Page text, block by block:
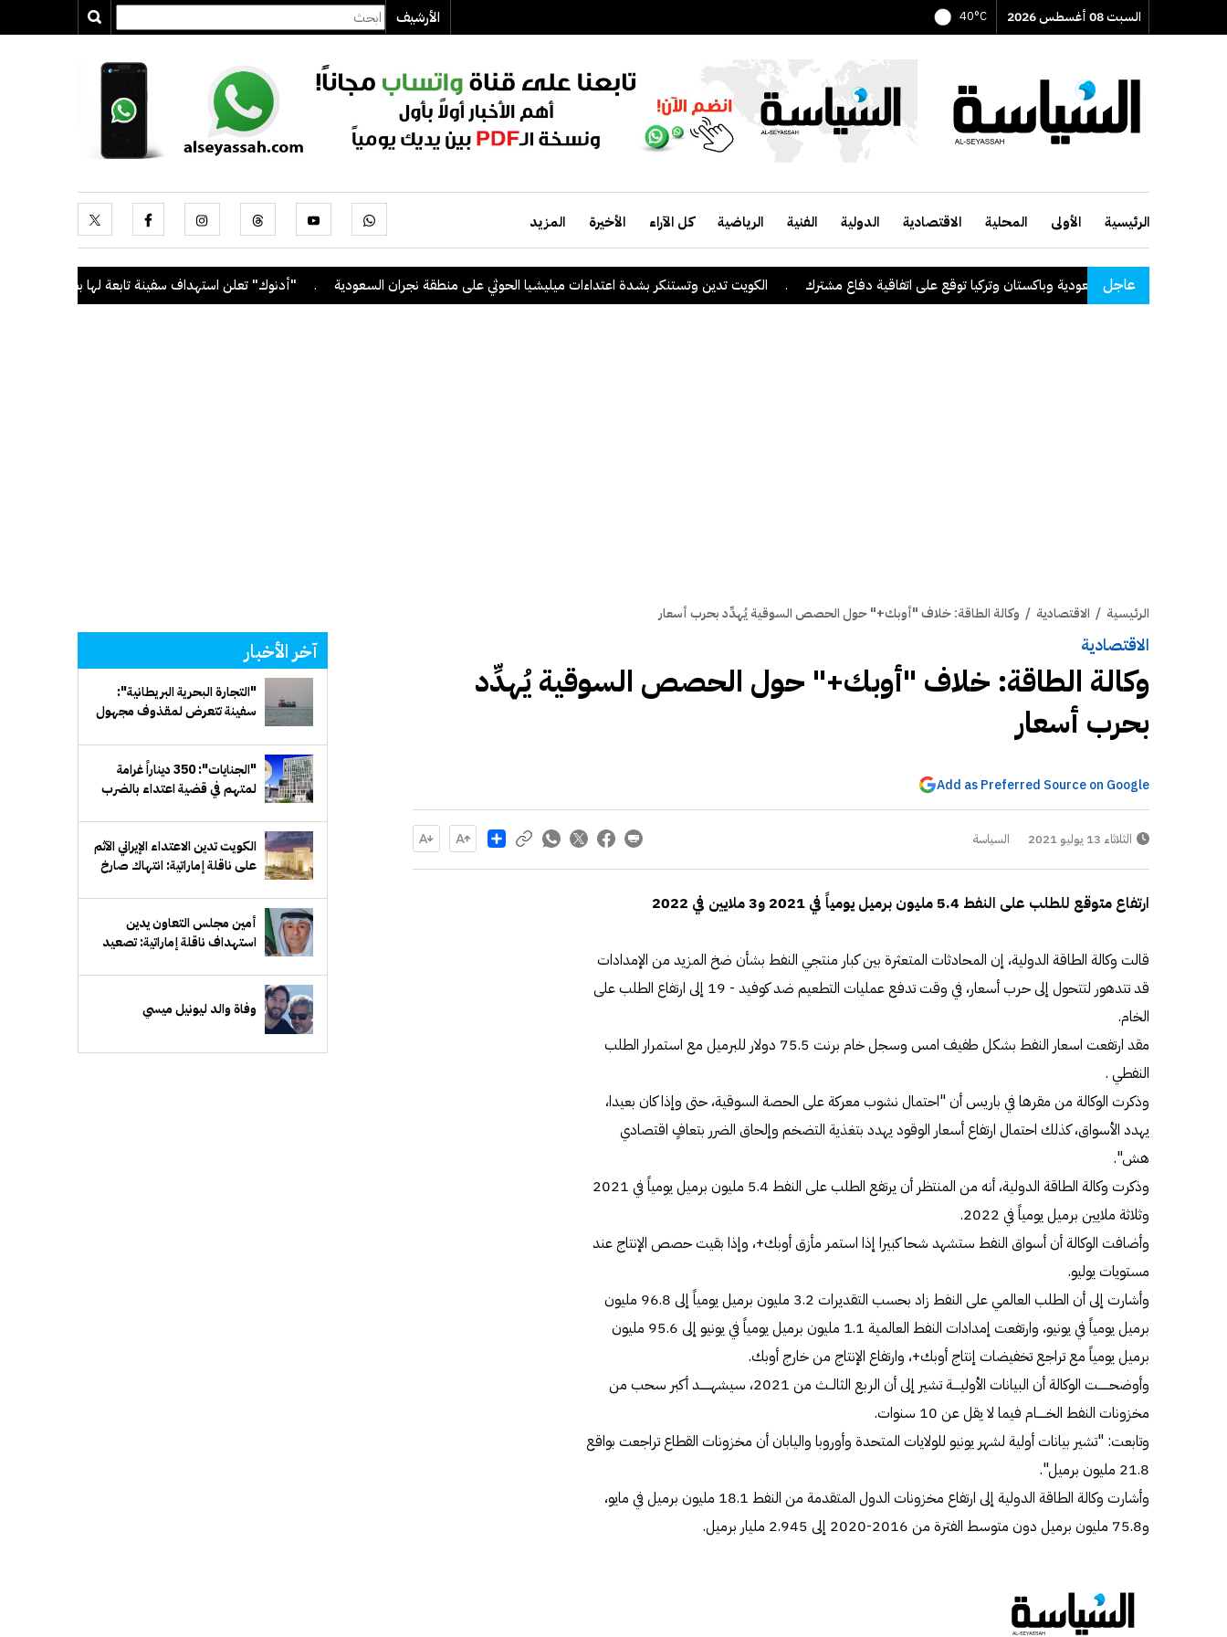
السبت 08 أغسطس 2026 40°C الأرشيف
الرئيسية الأولى المحلية الاقتصادية الدولية الفنية الرياضية كل الآراء الأخيرة المزيد
عاجل
السعودية وباكستان وتركيا توقع على اتفاقية دفاع مشترك . الكويت تدين وتستنكر بشدة اعتداءات ميليشيا الحوثي على منطقة نجران السعودية . "أدنوك" تعلن استهداف سفينة تابعة لها بصاروخ أثناء عبورها
الرئيسية / الاقتصادية / وكالة الطاقة: خلاف "أوبك+" حول الحصص السوقية يُهدِّد بحرب أسعار
الاقتصادية
وكالة الطاقة: خلاف "أوبك+" حول الحصص السوقية يُهدِّد
بحرب أسعار
Add as Preferred Source on Google
الثلاثاء 13 يوليو 2021 السياسة Share
ارتفاع متوقع للطلب على النفط 5.4 مليون برميل يومياً في 2021 و3 ملايين في 2022
قالت وكالة الطاقة الدولية، إن المحادثات المتعثرة بين كبار منتجي النفط بشأن ضخ المزيد من الإمدادات
قد تتدهور لتتحول إلى حرب أسعار، في وقت تدفع عمليات التطعيم ضد كوفيد - 19 إلى ارتفاع الطلب على
الخام.
مقد ارتفعت اسعار النفط بشكل طفيف امس وسجل خام برنت 75.5 دولار للبرميل مع استمرار الطلب
النفطي .
وذكرت الوكالة من مقرها في باريس أن "احتمال نشوب معركة على الحصة السوقية، حتى وإذا كان بعيدا،
يهدد الأسواق، كذلك احتمال ارتفاع أسعار الوقود يهدد بتغذية التضخم وإلحاق الضرر بتعافٍ اقتصادي
هش".
وذكرت وكالة الطاقة الدولية، أنه من المنتظر أن يرتفع الطلب على النفط 5.4 مليون برميل يومياً في 2021
وثلاثة ملايين برميل يومياً في 2022.
وأضافت الوكالة أن أسواق النفط ستشهد شحا كبيرا إذا استمر مأزق أوبك+، وإذا بقيت حصص الإنتاج عند
مستويات يوليو.
وأشارت إلى أن الطلب العالمي على النفط زاد بحسب التقديرات 3.2 مليون برميل يومياً إلى 96.8 مليون
برميل يومياً في يونيو، وارتفعت إمدادات النفط العالمية 1.1 مليون برميل يومياً في يونيو إلى 95.6 مليون
برميل يومياً مع تراجع تخفيضات إنتاج أوبك+، وارتفاع الإنتاج من خارج أوبك.
وأوضحــــــت الوكالة أن البيانات الأوليــــة تشير إلى أن الربع الثالــث من 2021، سيشهــــــد أكبر سحب من
مخزونات النفط الخـــــام فيما لا يقل عن 10 سنوات.
وتابعت: "تشير بيانات أولية لشهر يونيو للولايات المتحدة وأوروبا واليابان أن مخزونات القطاع تراجعت بواقع
21.8 مليون برميل".
وأشارت وكالة الطاقة الدولية إلى ارتفاع مخزونات الدول المتقدمة من النفط 18.1 مليون برميل في مايو،
و75.8 مليون برميل دون متوسط الفترة من 2016-2020 إلى 2.945 مليار برميل.
آخر الأخبار
"التجارة البحرية البريطانية":
سفينة تتعرض لمقذوف مجهول
"الجنايات": 350 ديناراً غرامة
لمتهم في قضية اعتداء بالضرب
الكويت تدين الاعتداء الإيراني الآثم
على ناقلة إماراتية: انتهاك صارخ
أمين مجلس التعاون يدين
استهداف ناقلة إماراتية: تصعيد
الملاحة البحرية
وفاة والد ليونيل ميسي